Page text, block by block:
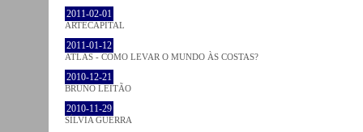
2011-02-01
ARTECAPITAL
2011-01-12
ATLAS - COMO LEVAR O MUNDO ÀS COSTAS?
2010-12-21
BRUNO LEITÃO
2010-11-29
SÍLVIA GUERRA